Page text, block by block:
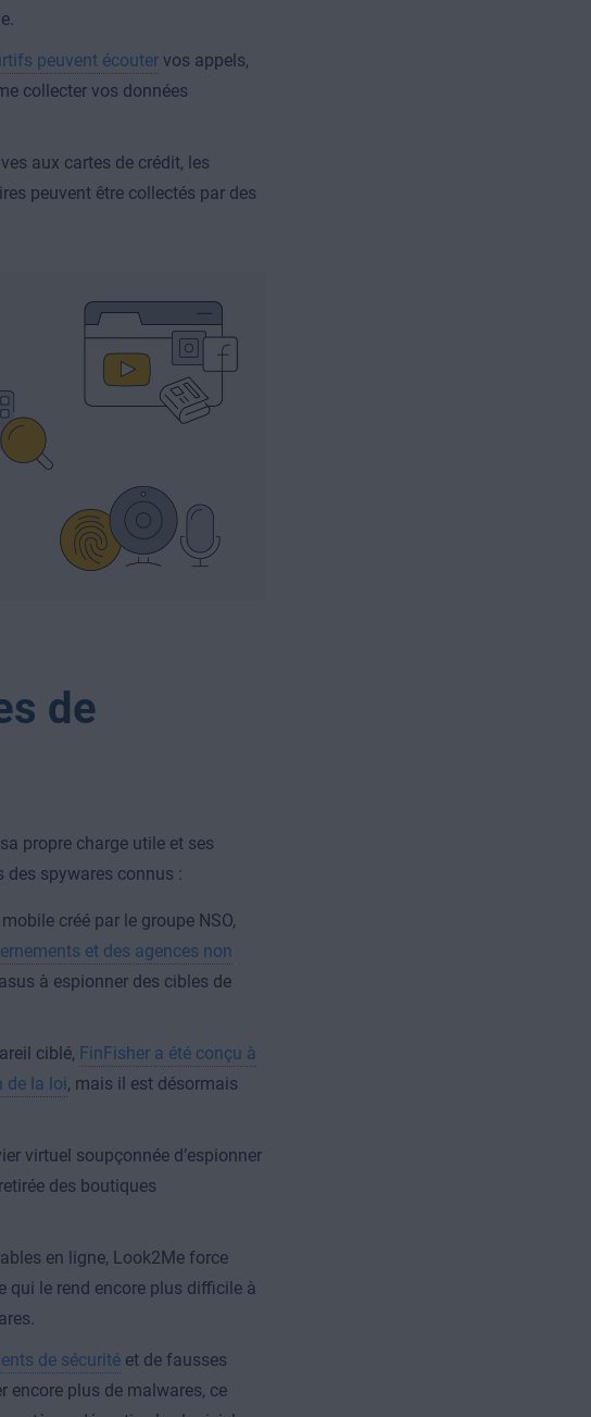
peuvent écoutervos appels,
collecter vos données
aux cartes de crédit, les
peuvent être collectés par des
de
propre charge utile et ses
des spywares connus :
créé par le groupe NSO,
et des agences non
à espionner des cibles de
ciblé, FinFisher a été conçu à
de la loi, mais il est désormais
virtuel soupçonnée d’espionner
des boutiques
en ligne, Look2Me force
qui le rend encore plus difficile à
de sécuritéet de fausses
encore plus de malwares, ce